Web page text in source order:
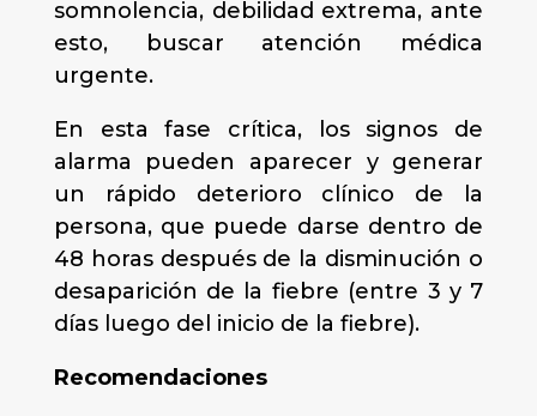
somnolencia, debilidad extrema, ante
esto, buscar atención médica
urgente.
En esta fase crítica, los signos de
alarma pueden aparecer y generar
un rápido deterioro clínico de la
persona, que puede darse dentro de
48 horas después de la disminución o
desaparición de la fiebre (entre 3 y 7
días luego del inicio de la fiebre).
Recomendaciones